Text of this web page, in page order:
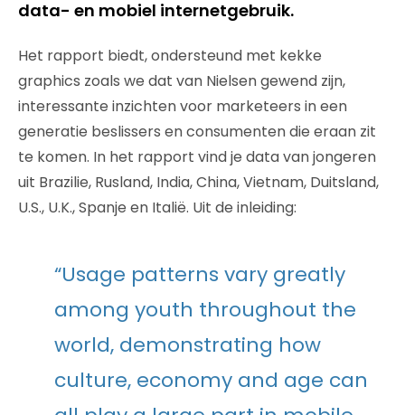
data- en mobiel internetgebruik.
Het rapport biedt, ondersteund met kekke
graphics zoals we dat van Nielsen gewend zijn,
interessante inzichten voor marketeers in een
generatie beslissers en consumenten die eraan zit
te komen. In het rapport vind je data van jongeren
uit Brazilie, Rusland, India, China, Vietnam, Duitsland,
U.S., U.K., Spanje en Italië. Uit de inleiding:
“Usage patterns vary greatly
among youth throughout the
world, demonstrating how
culture, economy and age can